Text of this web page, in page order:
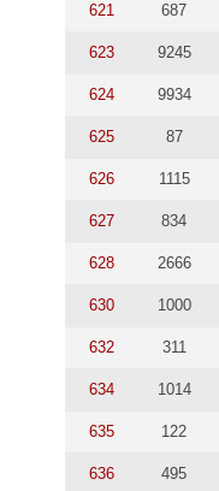
621 687
623 9245
624 9934
625 87
626 1115
627 834
628 2666
630 1000
632 311
634 1014
635 122
636 495